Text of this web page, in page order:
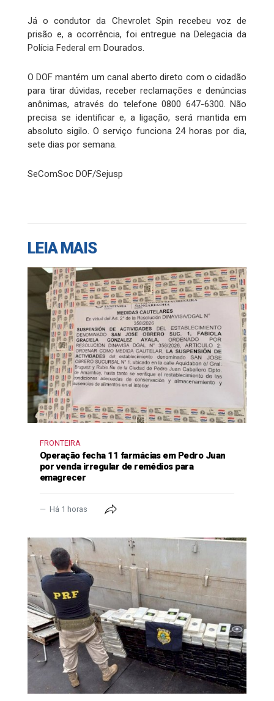
Já o condutor da Chevrolet Spin recebeu voz de
prisão e, a ocorrência, foi entregue na Delegacia da
Polícia Federal em Dourados.
O DOF mantém um canal aberto direto com o cidadão
para tirar dúvidas, receber reclamações e denúncias
anônimas, através do telefone 0800 647-6300. Não
precisa se identificar e, a ligação, será mantida em
absoluto sigilo. O serviço funciona 24 horas por dia,
sete dias por semana.
SeComSoc DOF/Sejusp
LEIA MAIS
FRONTEIRA
Operação fecha 11 farmácias em Pedro Juan
por venda irregular de remédios para
emagrecer
Há 1 horas